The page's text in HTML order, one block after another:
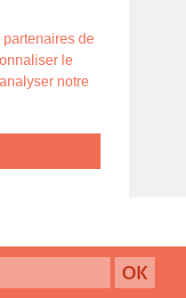
partenaires de
le
notre